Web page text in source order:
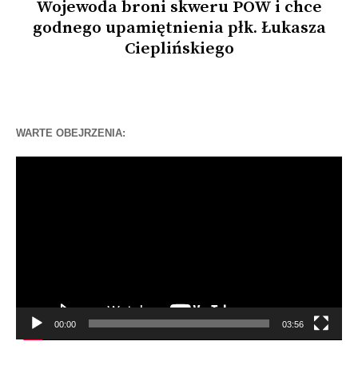
Wojewoda broni skweru POW i chce
godnego upamiętnienia płk. Łukasza
Cieplińskiego
WARTE OBEJRZENIA:
00:00 03:56